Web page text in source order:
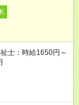
士：時給1650円～